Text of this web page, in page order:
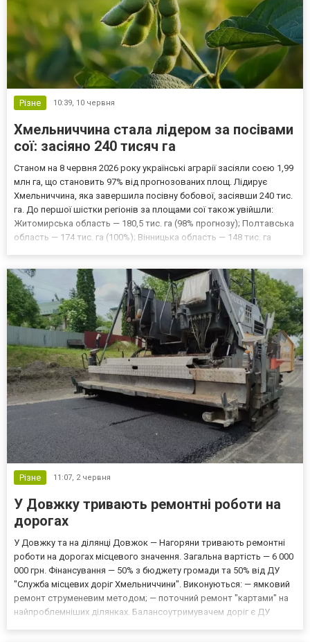
Різне 10:39, 10 червня
Хмельниччина стала лідером за посівами
сої: засіяно 240 тисяч га
Станом на 8 червня 2026 року українські аграрії засіяли соєю 1,99
млн га, що становить 97% від прогнозованих площ. Лідирує
Хмельниччина, яка завершила посівну бобової, засіявши 240 тис.
га. До першої шістки регіонів за площами сої також увійшли:
Житомирська область — 180,5 тис. га (98% прогнозу); Полтавська
область — 174 тис. га (100%); Вінницька область — 148 тис. га
Різне 11:07, 2 червня
У Довжку тривають ремонтні роботи на
дорогах
У Довжку та на ділянці Довжок — Нагоряни тривають ремонтні
роботи на дорогах місцевого значення. Загальна вартість — 6 000
000 грн. Фінансування — 50% з бюджету громади та 50% від ДУ
"Служба місцевих доріг Хмельниччини". Виконуються: — ямковий
ремонт струменевим методом; — поточний ремонт "картами" на
найпроблемніших ділянках. Балансоутримувачем доріг є ДУ